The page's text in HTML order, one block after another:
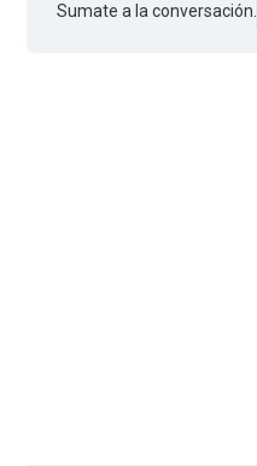
Sumate a la conversación.